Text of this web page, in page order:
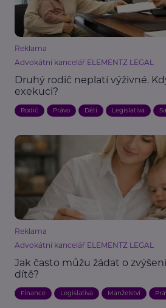
Reklama
Advokátní kancelář ELEMENTZ LEGAL
Druhý rodič neplatí výživné.
exekuci?
Rodič Právo Děti Legislativa
Reklama
Advokátní kancelář ELEMENTZ LEGAL
Jak často můžu žádat o
dítě?
Finance Legislativa Manželství